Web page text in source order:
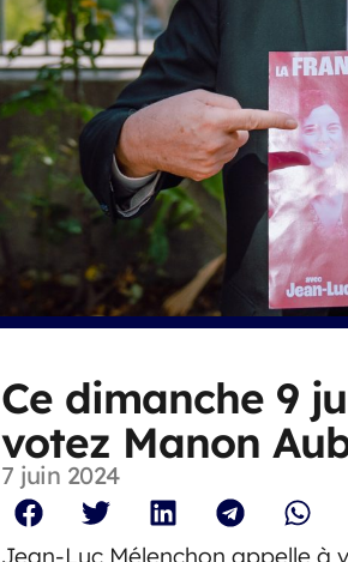
Ce dimanche 9
votez Manon
7 juin 2024
Jean-Luc Mélenchon appelle à